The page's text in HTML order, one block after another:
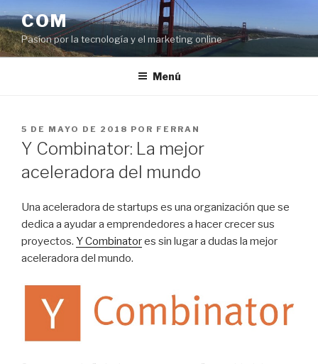
al
contenido
COM
Pasíon por la tecnología y el marketing online
Menú
PUBLICADO
EL
5 DE MAYO DE 2018 POR FERRAN
Y Combinator: La mejor
aceleradora del mundo
Una aceleradora de startups es una organización que se
dedica a ayudar a emprendedores a hacer crecer sus
proyectos. Y Combinatores sin lugar a dudas la mejor
aceleradora del mundo.